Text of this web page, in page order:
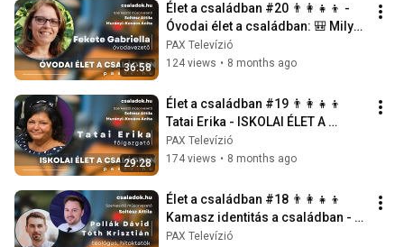
36:58
Élet a családban #20 👨‍👩‍👧‍👦 -
Óvodai élet a családban: 🎒 Milyen
egy jó 21. századi óvodás?
PAX Televízió
124 views • 8 months ago
29:28
Élet a családban #19 👨‍👩‍👧‍👦
Tatai Erika - ISKOLAI ÉLET A
CSALÁDBAN
PAX Televízió
174 views • 8 months ago
Élet a családban #18 👨‍👩‍👧‍👦
Kamasz identitás a családban -
Pollák Dávid és Tóth Krisztián
PAX Televízió